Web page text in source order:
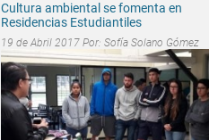
Cultura ambiental se fomenta en
Residencias Estudiantiles
19 de Abril 2017 Por: Sofía Solano Gómez